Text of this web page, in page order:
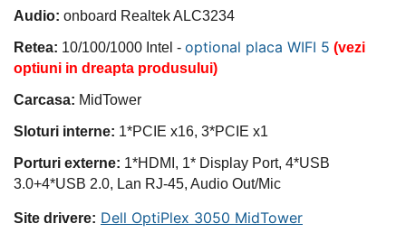
Audio: onboard RealtekALC3234
Retea: 10/100/1000 Intel - optional placa WIFI 5 (vezi
optiuni in dreapta produsului)
Carcasa: MidTower
Sloturi interne: 1*PCIE x16, 3*PCIE x1
Porturi externe: 1*HDMI, 1* Display Port, 4*USB
3.0+4*USB 2.0, Lan RJ-45, Audio Out/Mic
Site drivere: Dell OptiPlex 3050 MidTower